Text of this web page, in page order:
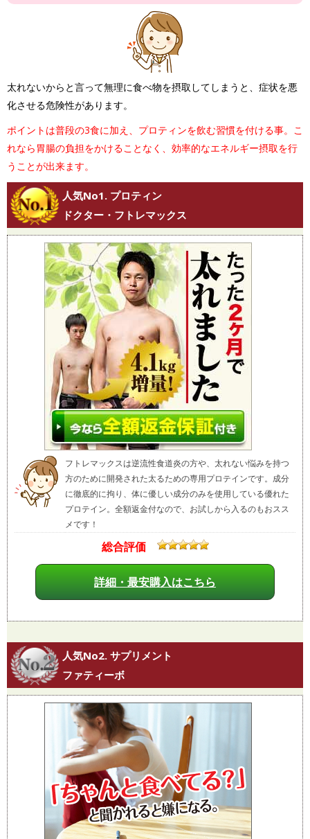
太れないからと言って無理に食べ物を摂取してしまうと、症状を悪
化させる危険性があります。
ポイントは普段の3食に加え、プロティンを飲む習慣を付ける事。こ
れなら胃腸の負担をかけることなく、効率的なエネルギー摂取を行
うことが出来ます。
人気No1. プロティン
ドクター・フトレマックス
フトレマックスは逆流性食道炎の方や、太れない悩みを持つ
方のために開発された太るための専用プロテインです。成分
に徹底的に拘り、体に優しい成分のみを使用している優れた
プロテイン。全額返金付なので、お試しから入るのもおスス
メです！
総合評価
詳細・最安購入はこちら
人気No2. サプリメント
ファティーボ